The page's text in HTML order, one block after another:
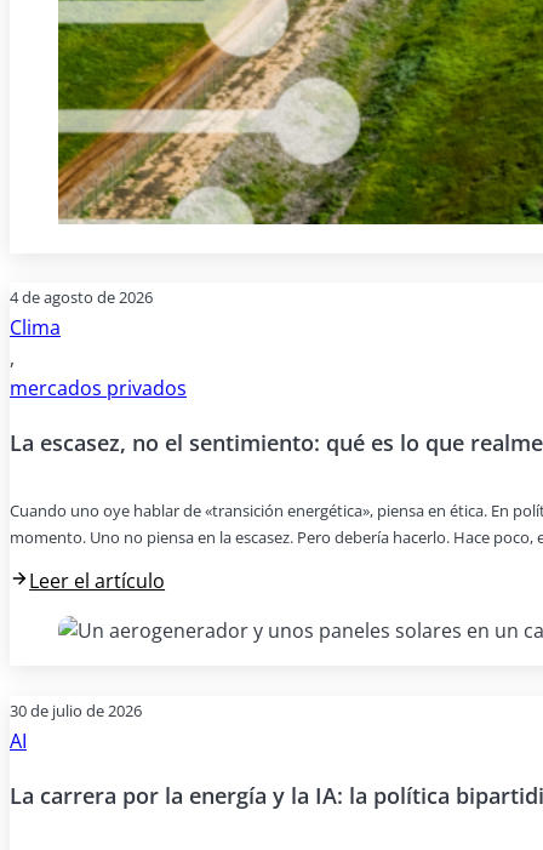
4 de agosto de 2026
Clima
,
mercados privados
La escasez, no el sentimiento: qué es lo que
Cuando uno oye hablar de «transición energética», piensa en ética. En
momento. Uno no piensa en la escasez. Pero debería hacerlo. Hace
Leer el artículo
30 de julio de 2026
AI
La carrera por la energía y la IA: la política